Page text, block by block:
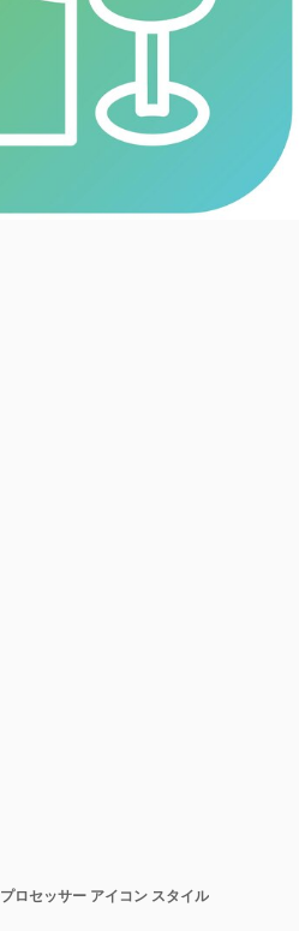
ロセッサー アイコン スタイル